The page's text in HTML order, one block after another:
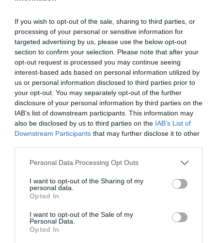
If you wish to opt-out of the sale, sharing to third parties, or
processing of your personal or sensitive information for
targeted advertising by us, please use the below opt-out
section to confirm your selection. Please note that after your
opt-out request is processed you may continue seeing
interest-based ads based on personal information utilized by
us or personal information disclosed to third parties prior to
your opt-out. You may separately opt-out of the further
disclosure of your personal information by third parties on the
IAB’s list of downstream participants. This information may
also be disclosed by us to third parties on the IAB’s List of
Downstream Participants that may further disclose it to other
Personal Data Processing Opt Outs
I want to opt-out of the Sharing of my
personal data.
Opted In
I want to opt-out of the Sale of my
Personal Data.
Opted In
©SWISS
Vous avez apprécié l’article ?
Soutenez-nous, faites un don !
NOUS SOUTENIR